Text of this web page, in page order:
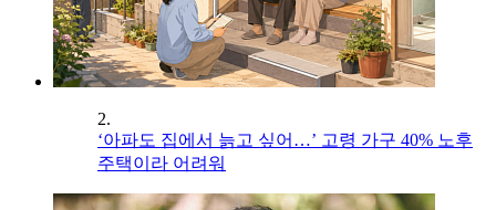
2.
‘아파도 집에서 늙고 싶어…’ 고령 가구 40% 노후
주택이라 어려워